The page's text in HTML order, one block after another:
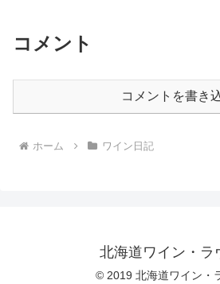
コメント
コメントを書き
ホーム ワイン日記
北海道ワイン・ラ
© 2019 北海道ワイン・